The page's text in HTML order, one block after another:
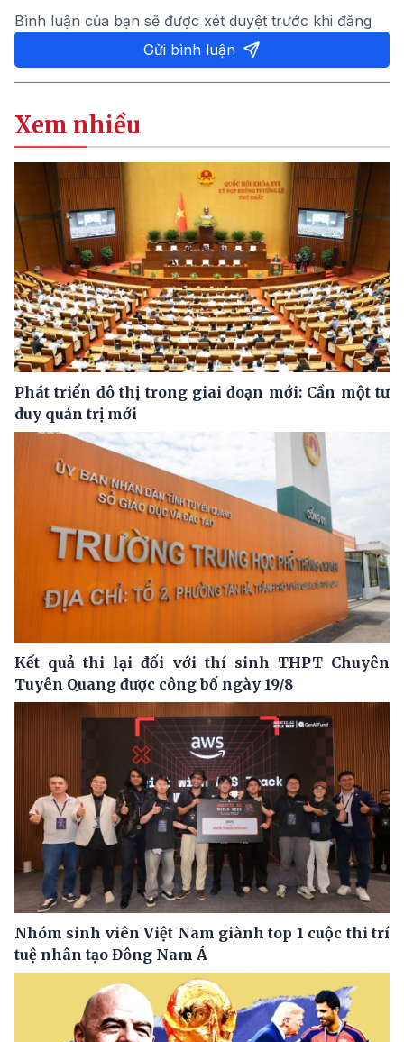
Bình luận của bạn sẽ được xét duyệt trước khi đăng
Gửi bình luận
Xem nhiều
Phát triển đô thị trong giai đoạn mới: Cần một tư
duy quản trị mới
Kết quả thi lại đối với thí sinh THPT Chuyên
Tuyên Quang được công bố ngày 19/8
Nhóm sinh viên Việt Nam giành top 1 cuộc thi trí
tuệ nhân tạo Đông Nam Á